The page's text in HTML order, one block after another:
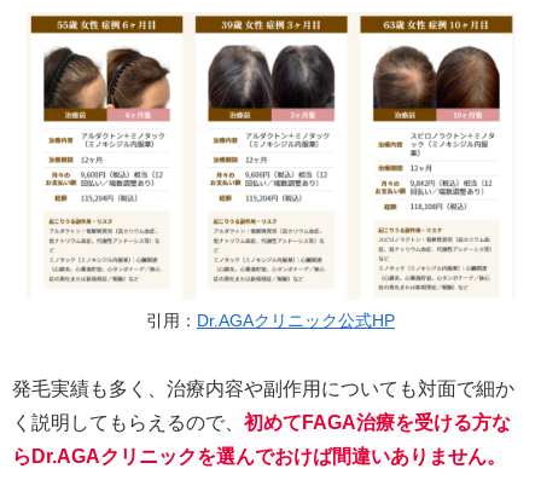
引用： Dr.AGAクリニック公式HP
発毛実績も多く、治療内容や副作用についても対面で細か
く説明してもらえるので、 初めてFAGA治療を受ける方な
らDr.AGAクリニックを選んでおけば間違いありません。